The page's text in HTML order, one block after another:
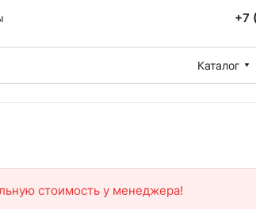
+7
Каталог
стоимость у менеджера!